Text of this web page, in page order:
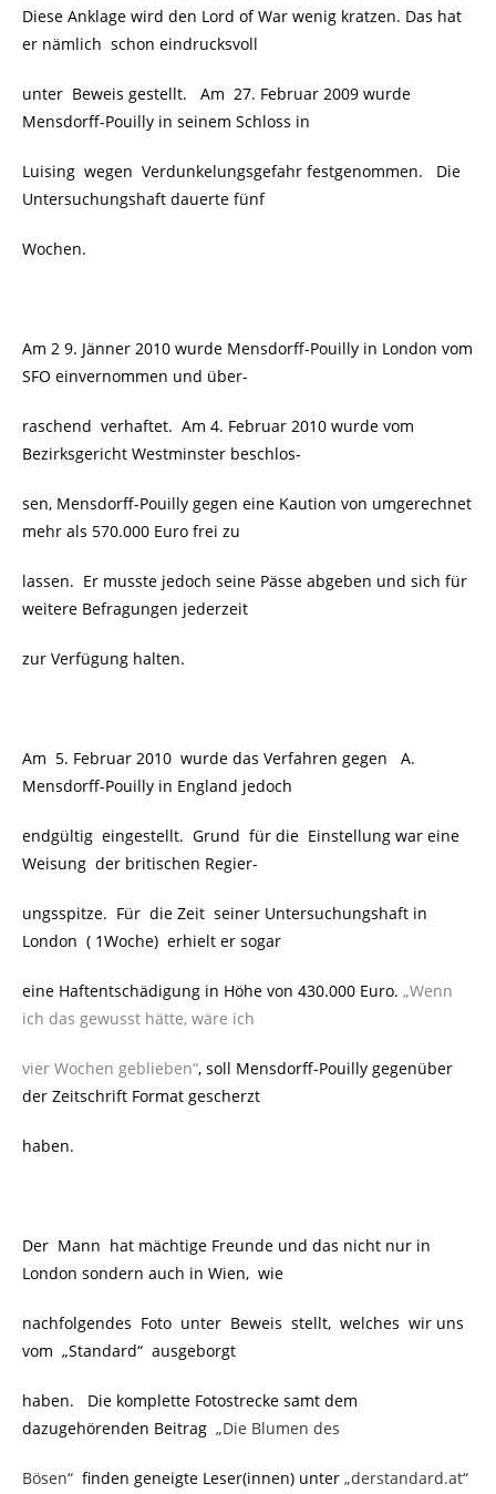
Diese Anklage wird den Lord of War wenig kratzen. Das hat
er nämlich schon eindrucksvoll
unter Beweis gestellt. Am 27. Februar 2009 wurde
Mensdorff-Pouilly in seinem Schloss in
Luising wegen Verdunkelungsgefahr festgenommen. Die
Untersuchungshaft dauerte fünf
Wochen.
Am 2 9. Jänner 2010 wurde Mensdorff-Pouilly in London vom
SFO einvernommen und über-
raschend verhaftet. Am 4. Februar 2010 wurde vom
Bezirksgericht Westminster beschlos-
sen, Mensdorff-Pouilly gegen eine Kaution von umgerechnet
mehr als 570.000 Euro frei zu
lassen. Er musste jedoch seine Pässe abgeben und sich für
weitere Befragungen jederzeit
zur Verfügung halten.
Am 5. Februar 2010 wurde das Verfahren gegen A.
Mensdorff-Pouilly in England jedoch
endgültig eingestellt. Grund für die Einstellung war eine
Weisung der britischen Regier-
ungsspitze. Für die Zeit seiner Untersuchungshaft in
London ( 1Woche) erhielt er sogar
eine Haftentschädigung in Höhe von 430.000 Euro. „Wenn
ich das gewusst hätte, wäre ich
vier Wochen geblieben“, soll Mensdorff-Pouilly gegenüber
der Zeitschrift Format gescherzt
haben.
Der Mann hat mächtige Freunde und das nicht nur in
London sondern auch in Wien, wie
nachfolgendes Foto unter Beweis stellt, welches wir uns
vom „Standard“ ausgeborgt
haben. Die komplette Fotostrecke samt dem
dazugehörenden Beitrag „Die Blumen des
Bösen“ finden geneigte Leser(innen) unter „derstandard.at“